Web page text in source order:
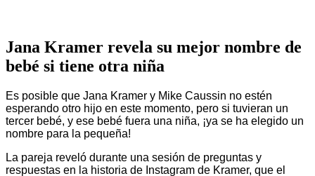
Jana Kramer revela su mejor nombre de
bebé si tiene otra niña
Es posible que Jana Kramer y Mike Caussin no estén
esperando otro hijo en este momento, pero si tuvieran un
tercer bebé, y ese bebé fuera una niña, ¡ya se ha elegido un
nombre para la pequeña!
La pareja reveló durante una sesión de preguntas y
respuestas en la historia de Instagram de Kramer, que el